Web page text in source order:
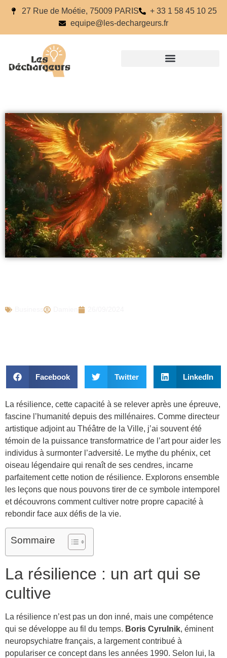
27 Rue de Moétie, 75009 PARIS
+ 33 1 58 45 10 25
equipe@les-dechargeurs.fr
Facebook Twitter LinkedIn
La résilience, cette capacité à se relever après une épreuve,
fascine l’humanité depuis des millénaires. Comme directeur
artistique adjoint au Théâtre de la Ville, j’ai souvent été
témoin de la puissance transformatrice de l’art pour aider les
individus à surmonter l’adversité. Le mythe du phénix, cet
oiseau légendaire qui renaît de ses cendres, incarne
parfaitement cette notion de résilience. Explorons ensemble
les leçons que nous pouvons tirer de ce symbole intemporel
et découvrons comment cultiver notre propre capacité à
rebondir face aux défis de la vie.
Sommaire
La résilience : un art qui se
cultive
La résilience n’est pas un don inné, mais une compétence
qui se développe au fil du temps. Boris Cyrulnik, éminent
neuropsychiatre français, a largement contribué à
populariser ce concept dans les années 1990. Selon lui, la